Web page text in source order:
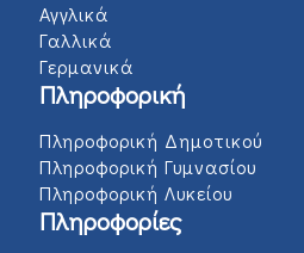
Αγγλικά
Γαλλικά
Γερμανικά
Πληροφορική
Πληροφορική Δημοτικού
Πληροφορική Γυμνασίου
Πληροφορική Λυκείου
Πληροφορίες